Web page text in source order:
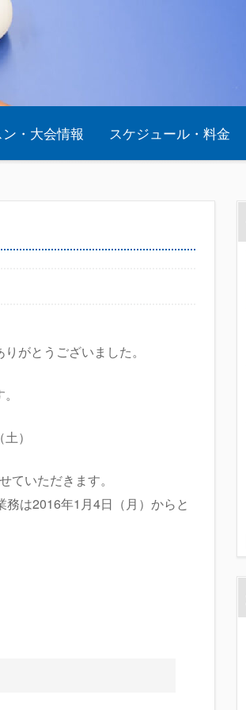
・大会情報 スケジュール・料金
がとうございました。
）
いただきます。
は2016年1月4日（月）からと